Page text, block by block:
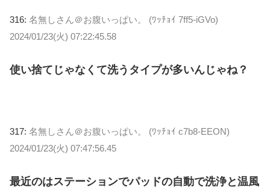
316: 名無しさん＠お腹いっぱい。 (ﾜｯﾁｮｲ 7ff5-iGVo)
2024/01/23(火) 07:22:45.58
使い捨てじゃなくて洗うタイプが多いんじゃね？
317: 名無しさん＠お腹いっぱい。 (ﾜｯﾁｮｲ c7b8-EEON)
2024/01/23(火) 07:47:56.45
最近のはステーションでパッドの自動で洗浄と温風